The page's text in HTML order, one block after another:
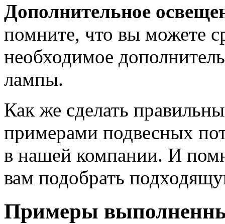
Дополнительное
помните, что вы можете
необходимое
лампы.
Как же сделать
примерами подвесных
в нашей компании. И
вам подобрать
Примеры